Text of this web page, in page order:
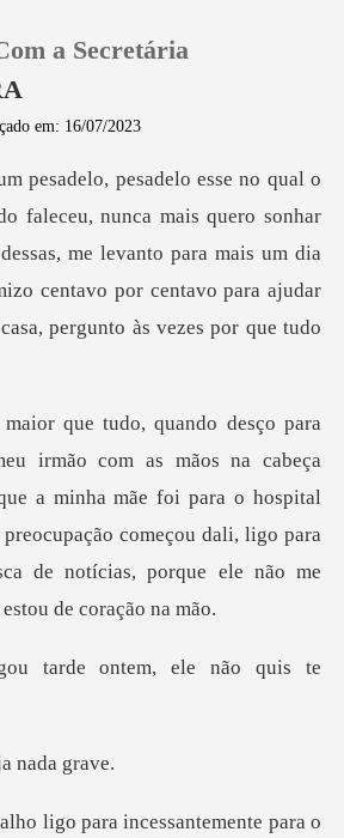
0
a Secretária
em: 16/07/2023
ro sonhar
me levanto para mais um dia
centavo po
a minha mãe foi para o hospital
começou dali, l
tarde ontem, ele n